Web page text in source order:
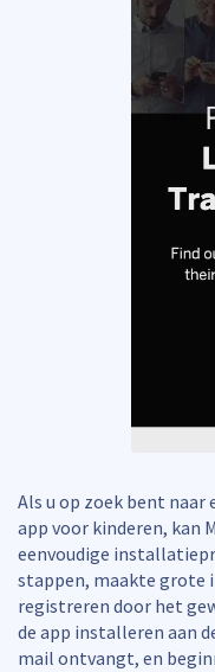
Als u op zoek bent
app voor kinderen, kan
eenvoudige
stappen, maakte grote
registreren door het
de app installeren aan
mail ontvangt, en